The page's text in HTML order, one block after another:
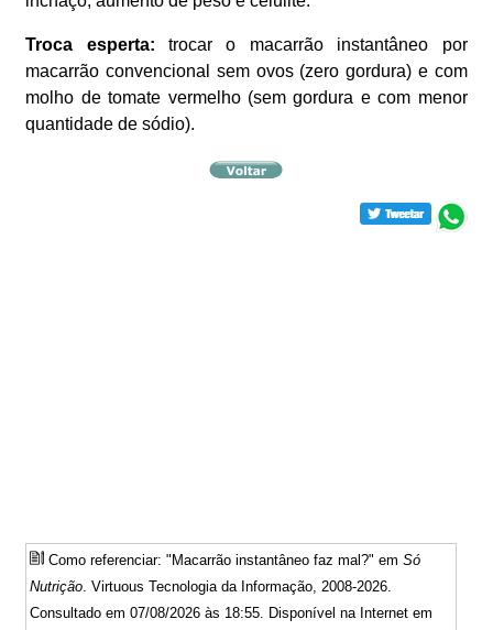
Troca esperta:trocar o macarrão instantâneo por
macarrão convencional sem ovos (zero gordura) e com
molho de tomate vermelho (sem gordura e com menor
quantidade de sódio).
Como referenciar: "Macarrão instantâneo faz mal?" emSó
Nutrição. Virtuous Tecnologia da Informação, 2008-2026.
Consultado em 07/08/2026 às 18:55. Disponível na Internet em